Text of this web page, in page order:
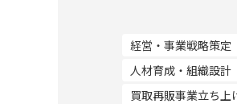
経営・事業戦略策定
人材育成・組織設計
買取再販事業立ち上